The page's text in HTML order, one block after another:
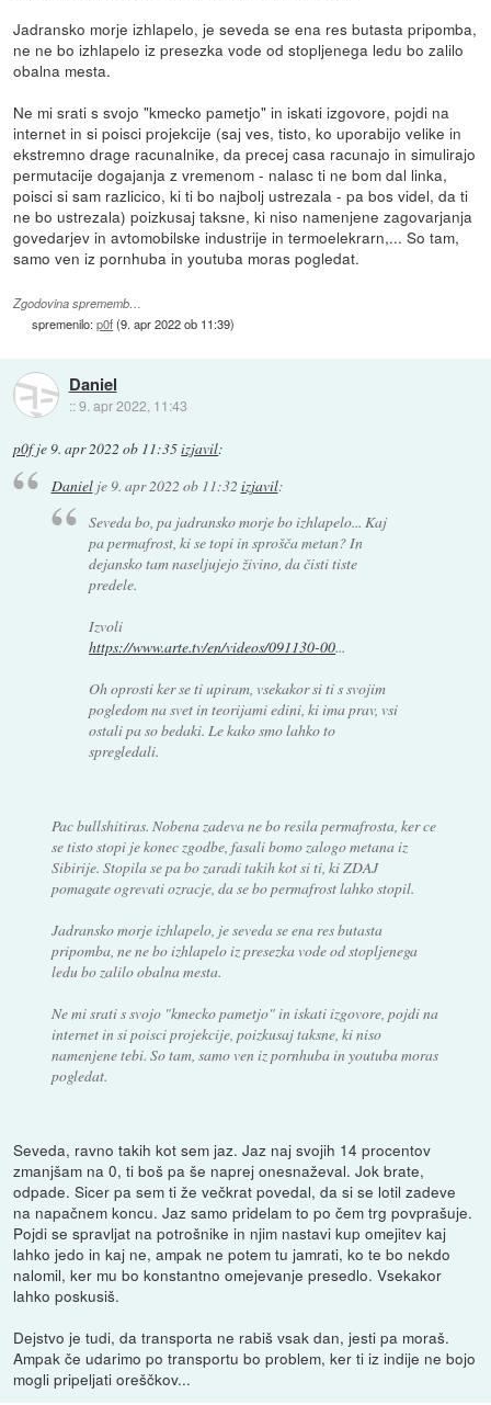
Jadransko morje izhlapelo, je seveda se ena res butasta pripomba,
ne ne bo izhlapelo iz presezka vode od stopljenega ledu bo zalilo
obalna mesta.
Ne mi srati s svojo "kmecko pametjo" in iskati izgovore, pojdi na
internet in si poisci projekcije (saj ves, tisto, ko uporabijo velike in
ekstremno drage racunalnike, da precej casa racunajo in simulirajo
permutacije dogajanja z vremenom - nalasc ti ne bom dal linka,
poisci si sam razlicico, ki ti bo najbolj ustrezala - pa bos videl, da ti
ne bo ustrezala) poizkusaj taksne, ki niso namenjene zagovarjanja
govedarjev in avtomobilske industrije in termoelekrarn,... So tam,
samo ven iz pornhuba in youtuba moras pogledat.
Zgodovina sprememb…
spremenilo:p0f(9. apr 2022 ob 11:39)
Daniel
::9. apr 2022, 11:43
p0fje9. apr 2022 ob 11:35izjavil:
Danielje9. apr 2022 ob 11:32 izjavil:
Seveda bo, pa jadransko morje bo izhlapelo... Kaj
pa permafrost, ki se topi in sprošča metan? In
dejansko tam naseljujejo živino, da čisti tiste
predele.
Izvoli
https://www.arte.tv/en/videos/091130-00...
Oh oprosti ker se ti upiram, vsekakor si ti s svojim
pogledom na svet in teorijami edini, ki ima prav, vsi
ostali pa so bedaki. Le kako smo lahko to
spregledali.
Pac bullshitiras. Nobena zadeva ne bo resila permafrosta, ker ce
se tisto stopi je konec zgodbe, fasali bomo zalogo metana iz
Sibirije. Stopila se pa bo zaradi takih kot si ti, ki ZDAJ
pomagate ogrevati ozracje, da se bo permafrost lahko stopil.
Jadransko morje izhlapelo, je seveda se ena res butasta
pripomba, ne ne bo izhlapelo iz presezka vode od stopljenega
ledu bo zalilo obalna mesta.
Ne mi srati s svojo "kmecko pametjo" in iskati izgovore, pojdi na
internet in si poisci projekcije, poizkusaj taksne, ki niso
namenjene tebi. So tam, samo ven iz pornhuba in youtuba moras
pogledat.
Seveda, ravno takih kot sem jaz. Jaz naj svojih 14 procentov
zmanjšam na 0, ti boš pa še naprej onesnaževal. Jok brate,
odpade. Sicer pa sem ti že večkrat povedal, da si se lotil zadeve
na napačnem koncu. Jaz samo pridelam to po čem trg povprašuje.
Pojdi se spravljat na potrošnike in njim nastavi kup omejitev kaj
lahko jedo in kaj ne, ampak ne potem tu jamrati, ko te bo nekdo
nalomil, ker mu bo konstantno omejevanje presedlo. Vsekakor
lahko poskusiš.
Dejstvo je tudi, da transporta ne rabiš vsak dan, jesti pa moraš.
Ampak če udarimo po transportu bo problem, ker ti iz indije ne bojo
mogli pripeljati oreščkov...